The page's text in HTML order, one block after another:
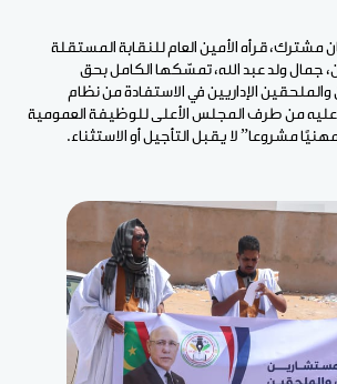
مشترك، قرأه الأمين العام للنقابة المستقلة
جمال ولد عبد الله، تمسّكها الكامل بحق
والملحقين الإداريين في الاستفادة من نظام
عليه من طرف المجلس الأعلى للوظيفة العمومية
مشروعا” لا يقبل التأجيل أو الاستثناء.